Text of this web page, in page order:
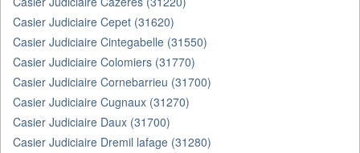
Casier Judiciaire Cepet (31620)
Casier Judiciaire Cintegabelle (31550)
Casier Judiciaire Colomiers (31770)
Casier Judiciaire Cornebarrieu (31700)
Casier Judiciaire Cugnaux (31270)
Casier Judiciaire Daux (31700)
Casier Judiciaire Dremil lafage (31280)